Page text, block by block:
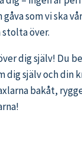
som vi ska
över.
dig själv! Du
dig själv och din
bakåt,